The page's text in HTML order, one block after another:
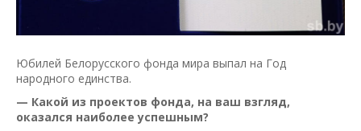
Юбилей Белорусского фонда мира выпал на Год
народного единства.
— Какой из проектов фонда, на ваш взгляд,
оказался наиболее успешным?